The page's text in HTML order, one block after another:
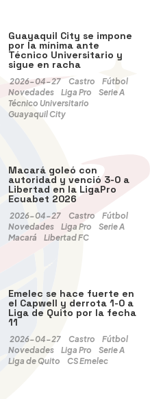
Guayaquil City se impone
por la mínima ante
Técnico Universitario y
sigue en racha
2026-04-27 Castro
Fútbol
Novedades
Liga Pro
Serie A
Técnico Universitario
Guayaquil City
Macará goleó con
autoridad y venció 3-0 a
Libertad en la LigaPro
Ecuabet 2026
2026-04-27 Castro
Fútbol
Novedades
Liga Pro
Serie A
Macará
Libertad FC
Emelec se hace fuerte en
el Capwell y derrota 1-0 a
Liga de Quito por la fecha
11
2026-04-27 Castro
Fútbol
Novedades
Liga Pro
Serie A
Liga de Quito
CS Emelec